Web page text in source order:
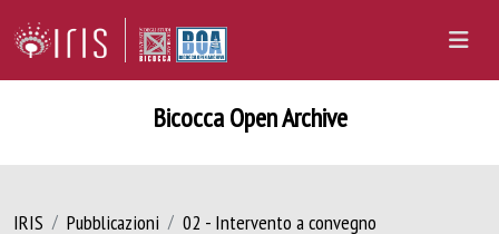
Bicocca Open Archive
IRIS Pubblicazioni 02 - Intervento a convegno